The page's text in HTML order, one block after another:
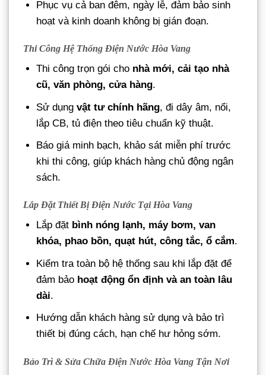
Phục vụ cả ban đêm, ngày lễ, đảm bảo sinh
hoạt và kinh doanh không bị gián đoạn.
Thi Công Hệ Thống Điện Nước Hòa Vang
Thi công trọn gói cho nhà mới, cải tạo nhà
cũ, văn phòng, cửa hàng.
Sử dụngvật tư chính hãng, đi dây âm, nổi,
lắp CB, tủ điện theo tiêu chuẩn kỹ thuật.
Báo giá minh bạch, khảo sát miễn phí trước
khi thi công, giúp khách hàng chủ động ngân
sách.
Lắp Đặt Thiết Bị Điện Nước Tại Hòa Vang
Lắp đặt bình nóng lạnh, máy bơm, van
khóa, phao bồn, quạt hút, công tắc, ổ cắm.
Kiểm tra toàn bộ hệ thống sau khi lắp đặt để
đảm bảo hoạt động ổn định và an toàn lâu
dài.
Hướng dẫn khách hàng sử dụng và bảo trì
thiết bị đúng cách, hạn chế hư hỏng sớm.
Bảo Trì & Sửa Chữa Điện Nước Hòa Vang Tận Nơi